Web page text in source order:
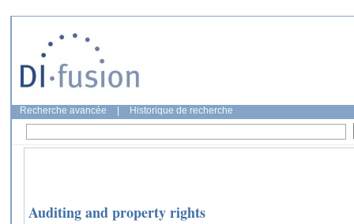
Recherche avancée Historique de recherche
Auditing and property rights